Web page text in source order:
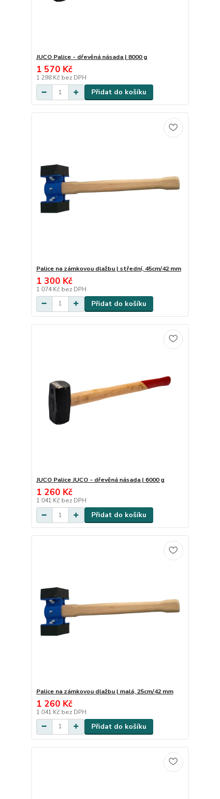
JUCO Palice - dřevěná násada | 8000 g
1 570 Kč
1 298 Kč bez DPH
Přidat do košíku
Palice na zámkovou dlažbu | střední, 45cm/42 mm
1 300 Kč
1 074 Kč bez DPH
Přidat do košíku
JUCO Palice JUCO - dřevěná násada | 6000 g
1 260 Kč
1 041 Kč bez DPH
Přidat do košíku
Palice na zámkovou dlažbu | malá, 25cm/42 mm
1 260 Kč
1 041 Kč bez DPH
Přidat do košíku